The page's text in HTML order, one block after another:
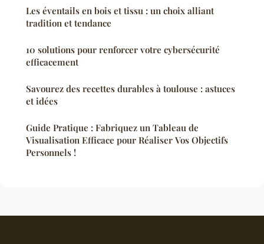
Les éventails en bois et tissu : un choix alliant
tradition et tendance
10 solutions pour renforcer votre cybersécurité
efficacement
Savourez des recettes durables à toulouse : astuces
et idées
Guide Pratique : Fabriquez un Tableau de
Visualisation Efficace pour Réaliser Vos Objectifs
Personnels !